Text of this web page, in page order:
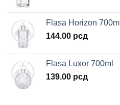
Flasa Horizon 700ml
144.00 рсд
Flasa Luxor 700ml
139.00 рсд